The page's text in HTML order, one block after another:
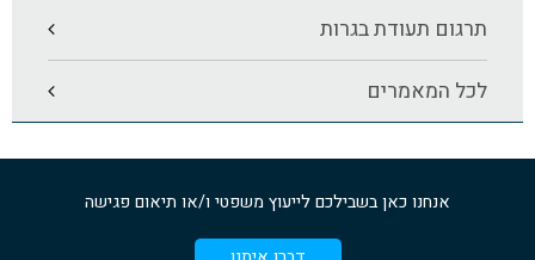
תרגום תעודת בגרות
לכל המאמרים
אנחנו כאן בשבילכם לייעוץ משפטי ו/או תיאום פגישה